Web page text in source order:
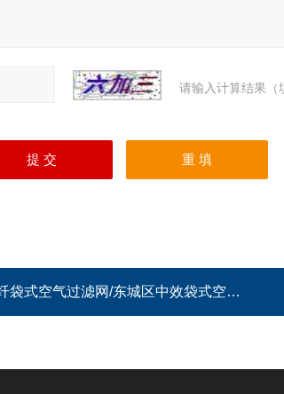
请输入计算结果（
式空气过滤网/东城区中效袋式空气过滤网